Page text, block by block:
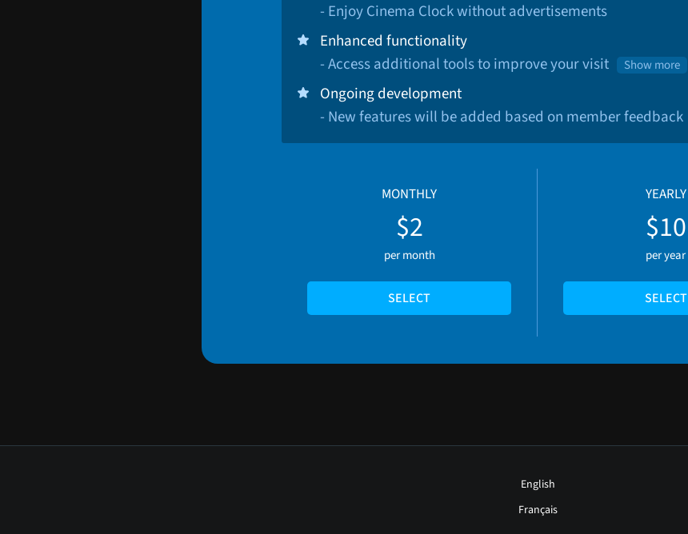
- Enjoy Cinema Clock without advertisements
Enhanced functionality
- Access additional tools to improve your visit
Show more
Ongoing development
- New features will be added based on member feedback
MONTHLY
$2
per month
SELECT
YEARLY
$10
per year
SELECT
English
Français